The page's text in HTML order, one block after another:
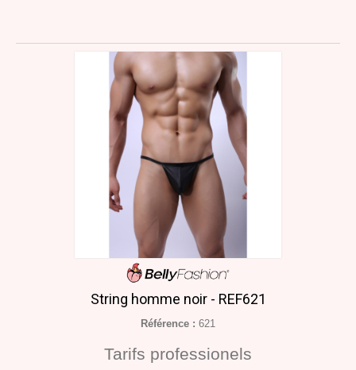
String homme noir - REF621
Référence : 621
Tarifs professionels